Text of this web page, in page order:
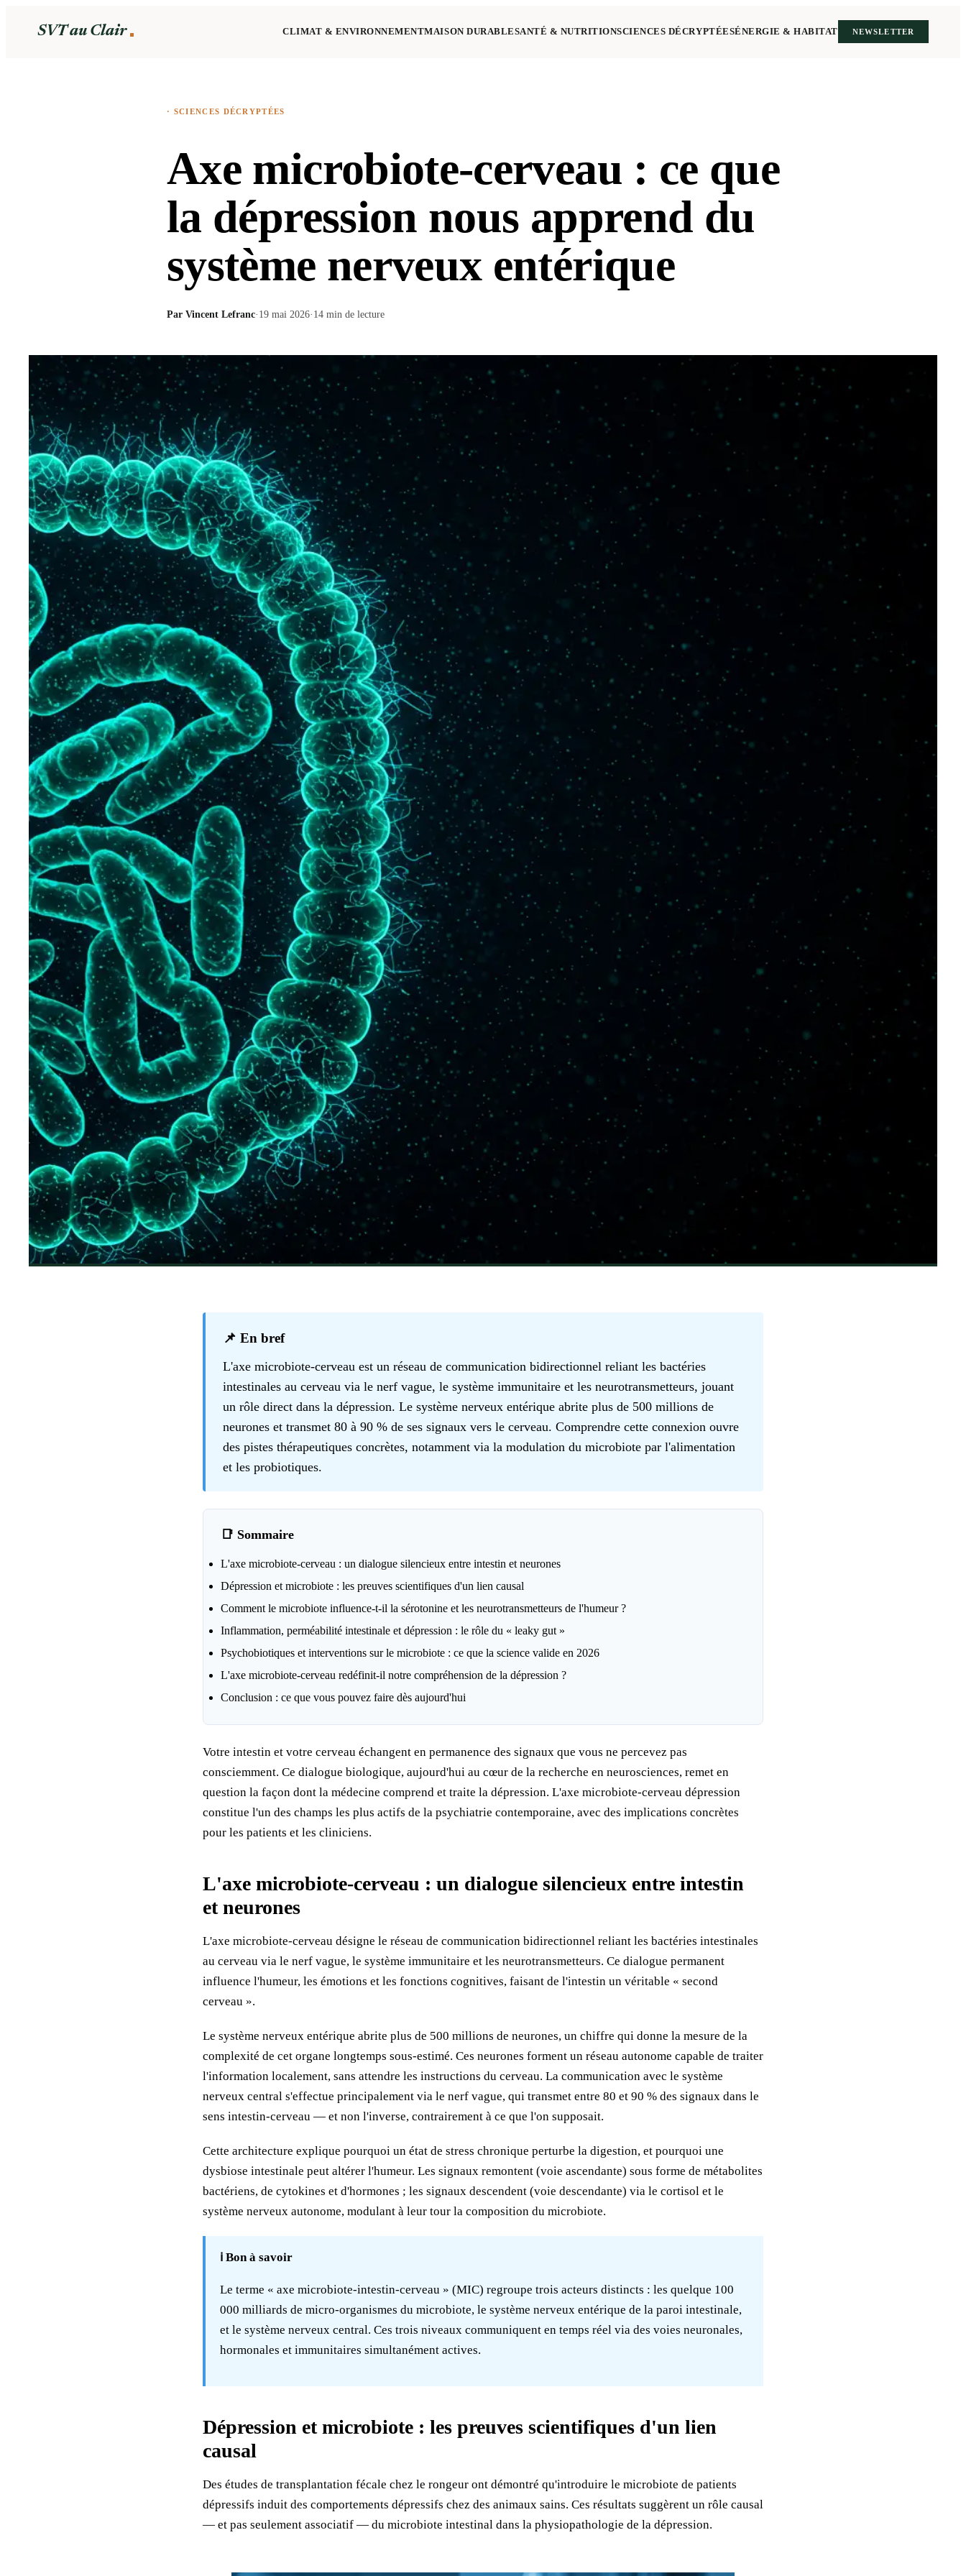
SVT au Clair CLIMAT & ENVIRONNEMENTMAISON DURABLESANTÉ & NUTRITIONSCIENCES DÉCRYPTÉESÉNERGIE & HABITAT NEWSLETTER
· SCIENCES DÉCRYPTÉES
Axe microbiote-cerveau : ce que
la dépression nous apprend du
système nerveux entérique
Par Vincent Lefranc· 19 mai 2026· 14 min de lecture
📌 En bref
L'axe microbiote-cerveau est un réseau de communication bidirectionnel reliant les bactéries
intestinales au cerveau via le nerf vague, le système immunitaire et les neurotransmetteurs, jouant
un rôle direct dans la dépression. Le système nerveux entérique abrite plus de 500 millions de
neurones et transmet 80 à 90 % de ses signaux vers le cerveau. Comprendre cette connexion ouvre
des pistes thérapeutiques concrètes, notamment via la modulation du microbiote par l'alimentation
et les probiotiques.
📑 Sommaire
L'axe microbiote-cerveau : un dialogue silencieux entre intestin et neurones
Dépression et microbiote : les preuves scientifiques d'un lien causal
Comment le microbiote influence-t-il la sérotonine et les neurotransmetteurs de l'humeur ?
Inflammation, perméabilité intestinale et dépression : le rôle du « leaky gut »
Psychobiotiques et interventions sur le microbiote : ce que la science valide en 2026
L'axe microbiote-cerveau redéfinit-il notre compréhension de la dépression ?
Conclusion : ce que vous pouvez faire dès aujourd'hui
Votre intestin et votre cerveau échangent en permanence des signaux que vous ne percevez pas
consciemment. Ce dialogue biologique, aujourd'hui au cœur de la recherche en neurosciences, remet en
question la façon dont la médecine comprend et traite la dépression. L'axe microbiote-cerveau dépression
constitue l'un des champs les plus actifs de la psychiatrie contemporaine, avec des implications concrètes
pour les patients et les cliniciens.
L'axe microbiote-cerveau : un dialogue silencieux entre intestin
et neurones
L'axe microbiote-cerveau désigne le réseau de communication bidirectionnel reliant les bactéries intestinales
au cerveau via le nerf vague, le système immunitaire et les neurotransmetteurs. Ce dialogue permanent
influence l'humeur, les émotions et les fonctions cognitives, faisant de l'intestin un véritable « second
cerveau ».
Le système nerveux entérique abrite plus de 500 millions de neurones, un chiffre qui donne la mesure de la
complexité de cet organe longtemps sous-estimé. Ces neurones forment un réseau autonome capable de traiter
l'information localement, sans attendre les instructions du cerveau. La communication avec le système
nerveux central s'effectue principalement via le nerf vague, qui transmet entre 80 et 90 % des signaux dans le
sens intestin-cerveau — et non l'inverse, contrairement à ce que l'on supposait.
Cette architecture explique pourquoi un état de stress chronique perturbe la digestion, et pourquoi une
dysbiose intestinale peut altérer l'humeur. Les signaux remontent (voie ascendante) sous forme de métabolites
bactériens, de cytokines et d'hormones ; les signaux descendent (voie descendante) via le cortisol et le
système nerveux autonome, modulant à leur tour la composition du microbiote.
ℹ️ Bon à savoir
Le terme « axe microbiote-intestin-cerveau » (MIC) regroupe trois acteurs distincts : les quelque 100
000 milliards de micro-organismes du microbiote, le système nerveux entérique de la paroi intestinale,
et le système nerveux central. Ces trois niveaux communiquent en temps réel via des voies neuronales,
hormonales et immunitaires simultanément actives.
Dépression et microbiote : les preuves scientifiques d'un lien
causal
Des études de transplantation fécale chez le rongeur ont démontré qu'introduire le microbiote de patients
dépressifs induit des comportements dépressifs chez des animaux sains. Ces résultats suggèrent un rôle causal
— et pas seulement associatif — du microbiote intestinal dans la physiopathologie de la dépression.